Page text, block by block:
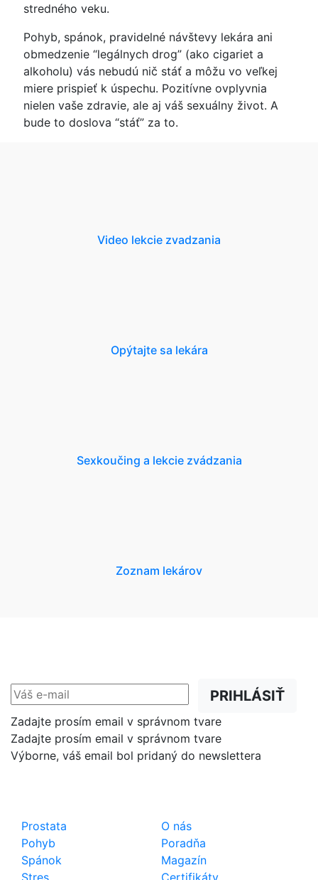
stredného veku.
Pohyb, spánok, pravidelné návštevy lekára ani
obmedzenie “legálnych drog” (ako cigariet a
alkoholu) vás nebudú nič stáť a môžu vo veľkej
miere prispieť k úspechu. Pozitívne ovplyvnia
nielen vaše zdravie, ale aj váš sexuálny život. A
bude to doslova “stáť” za to.
Video lekcie zvadzania
Opýtajte sa lekára
Sexkoučing a lekcie zvádzania
Zoznam lekárov
PRIHLÁSIŤ
Zadajte prosím email v správnom tvare
Zadajte prosím email v správnom tvare
Výborne, váš email bol pridaný do newslettera
Prostata
Pohyb
Spánok
O nás
Poradňa
Magazín